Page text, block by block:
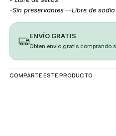
-Sin preservantes --Libre de
ENVÍO GRATIS
Obten envio gratis comprando
COMPARTE ESTE PRODUCTO